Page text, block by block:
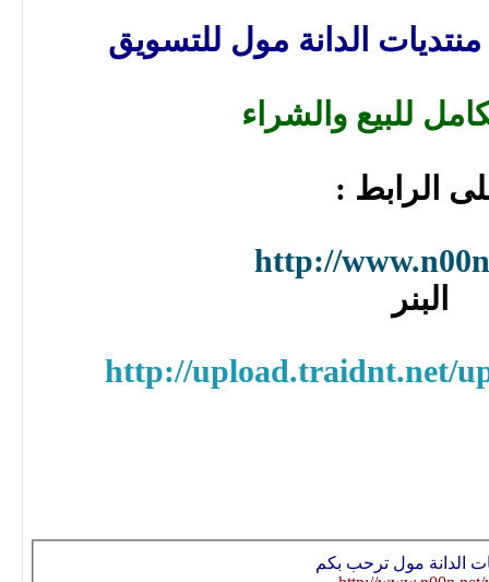
منتديات الدانة مول للتسويق
للبيع والشراء
الرابط :
http://
البنر
http://upload.traidnt.net/
الدانة مول ترحب بكم